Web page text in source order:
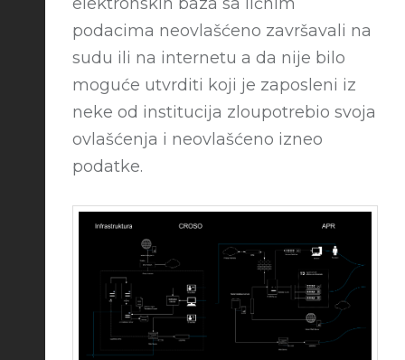
podacima neovlašćeno završavali na
sudu ili na internetu a da nije bilo
moguće utvrditi koji je zaposleni iz
neke od institucija zloupotrebio svoja
ovlašćenja i neovlašćeno izneo
podatke.